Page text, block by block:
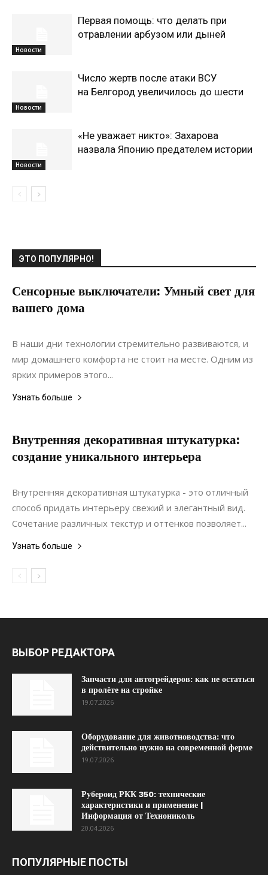
Новости
Первая помощь: что делать при
отравлении арбузом или дыней
Новости
Число жертв после атаки ВСУ
на Белгород увеличилось до шести
Новости
«Не уважает никто»: Захарова
назвала Японию предателем истории
ЭТО ПОПУЛЯРНО!
Сенсорные выключатели: Умный свет для
вашего дома
02.02.2025
В наши дни технологии стремительно развиваются, и
мир домашнего комфорта не стоит на месте. Одним из
ярких примеров этого...
Узнать больше
Внутренняя декоративная штукатурка:
создание уникального интерьера
20.06.2021
Внутренняя декоративная штукатурка - это отличный
способ придать интерьеру свежий и элегантный вид.
Сочетание различных текстур и оттенков позволяет...
Узнать больше
ВЫБОР РЕДАКТОРА
Запчасти для автогрейдеров: как не остаться
в пролёте на стройке
19.07.2026
Оборудование для животноводства: что
действительно нужно на современной ферме
19.07.2026
Рубероид РКК 350: технические
характеристики и применение |
Информация от Технониколь
20.04.2026
ПОПУЛЯРНЫЕ ПОСТЫ